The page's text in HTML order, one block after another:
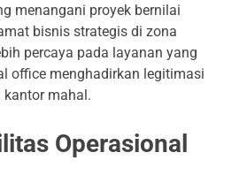
menangani proyek bernilai
bisnis strategis di zona
percaya pada layanan yang
office menghadirkan legitimasi
mahal.
Operasional